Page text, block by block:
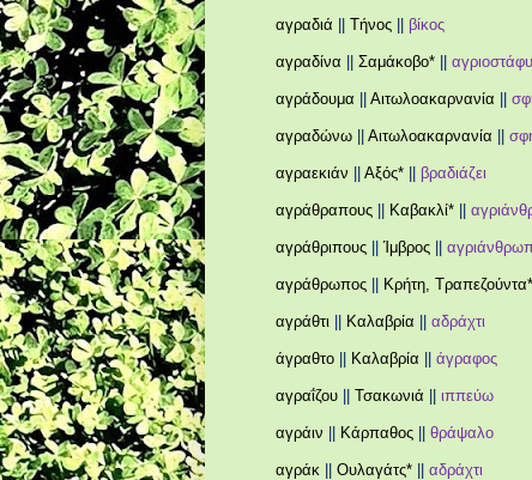
αγραδιά || Τήνος|| βίκος
αγραδίνα || Σαμάκοβο*||
αγράδουμα || Αιτωλοακαρνανία ||
αγραδώνω|| Αιτωλοακαρνανία ||
αγραεκιάν || Αξός*|| βραδιάζει
αγράθραπους|| Καβακλί*||
αγράθριπους|| Ίμβρος||
αγράθρωπος|| Κρήτη,
αγράθτι || Καλαβρία || αδράχτι
άγραθτο|| Καλαβρία || άγραφος
αγραΐζου|| Τσακωνιά || ιππεύω
αγράιν || Κάρπαθος|| θράψαλο
αγράκ || Ουλαγάτς*|| αδράχτι